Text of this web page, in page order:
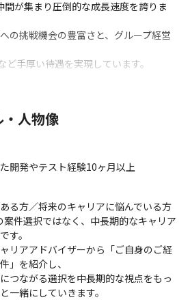
の挑戦機会の豊富さと、グループ経営
手厚い待遇を実現しています。
らの単価」×「会社からの還元率」。
高単価を追求し高年収を実現。
な「会社都合の案件配属」をしませ
ーとあなたの強みややりたいことを会
た上で案件を選びキャリアを築くこと
トの開発案件
人物像
開発やテスト経験10ヶ月以上
る方／将来のキャリアに悩んでいる方
案件選択ではなく、中長期的なキャリア
す。
リアアドバイザーから「ご自身のご経
」を紹介し、
つながる選択を中長期的な視点をもっ
一緒にしていきます。